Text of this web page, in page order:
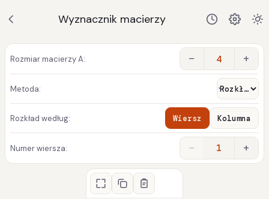
Wyznacznik macierzy
Rozmiar macierzy A: − +
Metoda:
Rozkład według: Wiersz Kolumna
Numer wiersza: − 1 +